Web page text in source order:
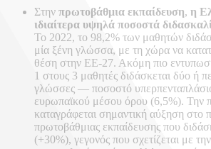
Στην πρωτοβάθμια εκπαίδευση, η
ιδιαίτερα υψηλά ποσοστά
Το 2022, το 98,2% των μαθητών
μία ξένη γλώσσα, με τη χώρα να
θέση στην ΕΕ-27. Ακόμη πιο
1 στους 3 μαθητές διδάσκεται δύο ή
γλώσσες — ποσοστό υπερπενταπλάσιο
ευρωπαϊκού μέσου όρου (6,5%). Την
καταγράφεται σημαντική αύξηση
πρωτοβάθμιας εκπαίδευσης που
(+30%), γεγονός που σχετίζεται με